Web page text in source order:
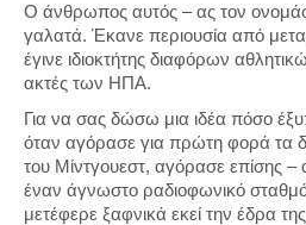
Ο άνθρωπος αυτός – ας τον
γαλατά. Έκανε περιουσία από
έγινε ιδιοκτήτης διαφόρων
ακτές των ΗΠΑ.
Για να σας δώσω μια ιδέα πόσο
όταν αγόρασε για πρώτη φορά τα
του Μίντγουεστ, αγόρασε επίσης
έναν άγνωστο ραδιοφωνικό
μετέφερε ξαφνικά εκεί την έδρα